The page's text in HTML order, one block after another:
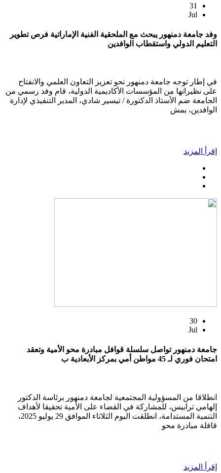
31
Jul
وفد جامعة دمنهور يبحث مع الملحقية الفنية الإماراتية فرص تطوير
التعليم الدولي واستقطاب الوافدين
في إطار توجه جامعة دمنهور نحو تعزيز التعاون العلمي والانفتاح
على نظيراتها من المؤسسات الأكاديمية الدولية، قام وفد رسمي من
الجامعة ضم الأستاذ الدكتورة / تيسير شادي، المدير التنفيذي لإدارة
الوافدين، بمش
إقرأ المزيد
30
Jul
جامعة دمنهور تواصل سلسلة قوافل مبادرة محو الأمية وتعقد
امتحان فوري لـ 45 مواطن أمي بمركز الأبعادية ب
انطلاقا من المسؤولية المجتمعية لجامعة دمنهور برئاسة الدكتور
إلهامي ترابيس، للمشاركة في القضاء على الأمية تحقيقا لأهداف
التنمية المستدامة، انطلقت اليوم الثلاثاء الموافق 29 يوليو 2025،
قافلة مبادرة محو
إقرأ المزيد